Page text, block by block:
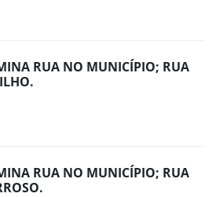
RUA NO MUNICÍPIO; RUA
RUA NO MUNICÍPIO; RUA